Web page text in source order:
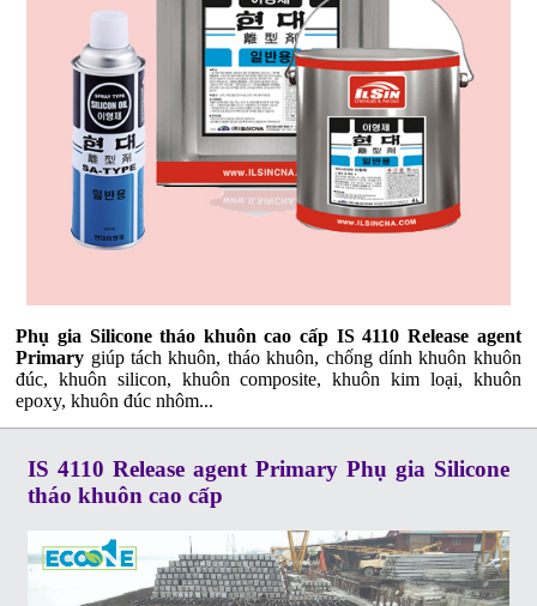
Phụ gia Silicone tháo khuôn cao cấp IS 4110 Release agent
Primary giúp tách khuôn, tháo khuôn, chống dính khuôn khuôn
đúc, khuôn silicon, khuôn composite, khuôn kim loại, khuôn
epoxy, khuôn đúc nhôm...
IS 4110 Release agent Primary Phụ gia Silicone
tháo khuôn cao cấp